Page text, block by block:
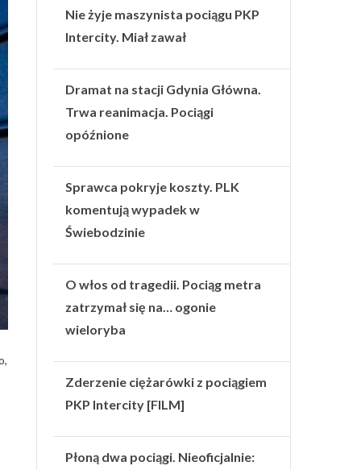
Nie żyje maszynista pociągu PKP
Intercity. Miał zawał
Dramat na stacji Gdynia Główna.
Trwa reanimacja. Pociągi
opóźnione
Sprawca pokryje koszty. PLK
komentują wypadek w
Świebodzinie
O włos od tragedii. Pociąg metra
zatrzymał się na… ogonie
wieloryba
Zderzenie ciężarówki z pociągiem
PKP Intercity [FILM]
Płoną dwa pociągi. Nieoficjalnie: